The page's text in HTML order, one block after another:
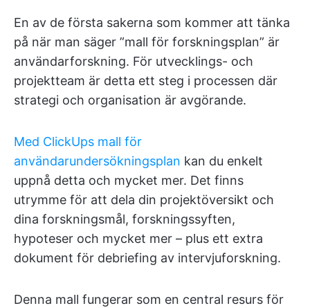
En av de första sakerna som kommer att tänka
på när man säger ”mall för forskningsplan” är
användarforskning. För utvecklings- och
projektteam är detta ett steg i processen där
strategi och organisation är avgörande.
Med ClickUps mall för
användarundersökningsplan kan du enkelt
uppnå detta och mycket mer. Det finns
utrymme för att dela din projektöversikt och
dina forskningsmål, forskningssyften,
hypoteser och mycket mer – plus ett extra
dokument för debriefing av intervjuforskning.
Denna mall fungerar som en central resurs för